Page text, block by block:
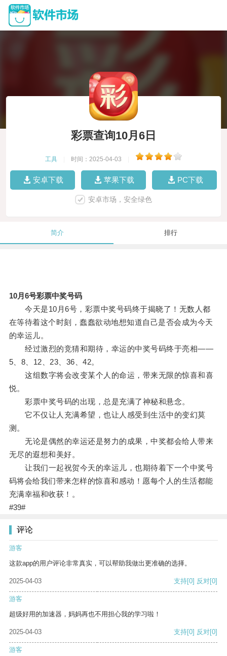
彩票查询10月6日
工具 时间：2025-04-03
安卓下载 苹果下载 PC下载
安卓市场，安全绿色
简介 排行
10月6号彩票中奖号码
今天是10月6号，彩票中奖号码终于揭晓了！无数人都
在等待着这个时刻，蠢蠢欲动地想知道自己是否会成为今天
的幸运儿。
经过激烈的竞猜和期待，幸运的中奖号码终于亮相——
5、8、12、23、36、42。
这组数字将会改变某个人的命运，带来无限的惊喜和喜
悦。
彩票中奖号码的出现，总是充满了神秘和悬念。
它不仅让人充满希望，也让人感受到生活中的变幻莫
测。
无论是偶然的幸运还是努力的成果，中奖都会给人带来
无尽的遐想和美好。
让我们一起祝贺今天的幸运儿，也期待着下一个中奖号
码将会给我们带来怎样的惊喜和感动！愿每个人的生活都能
充满幸福和收获！。
#39#
评论
游客
这款app的用户评论非常真实，可以帮助我做出更准确的选择。
2025-04-03 支持[0] 反对[0]
游客
超级好用的加速器，妈妈再也不用担心我的学习啦！
2025-04-03 支持[0] 反对[0]
游客